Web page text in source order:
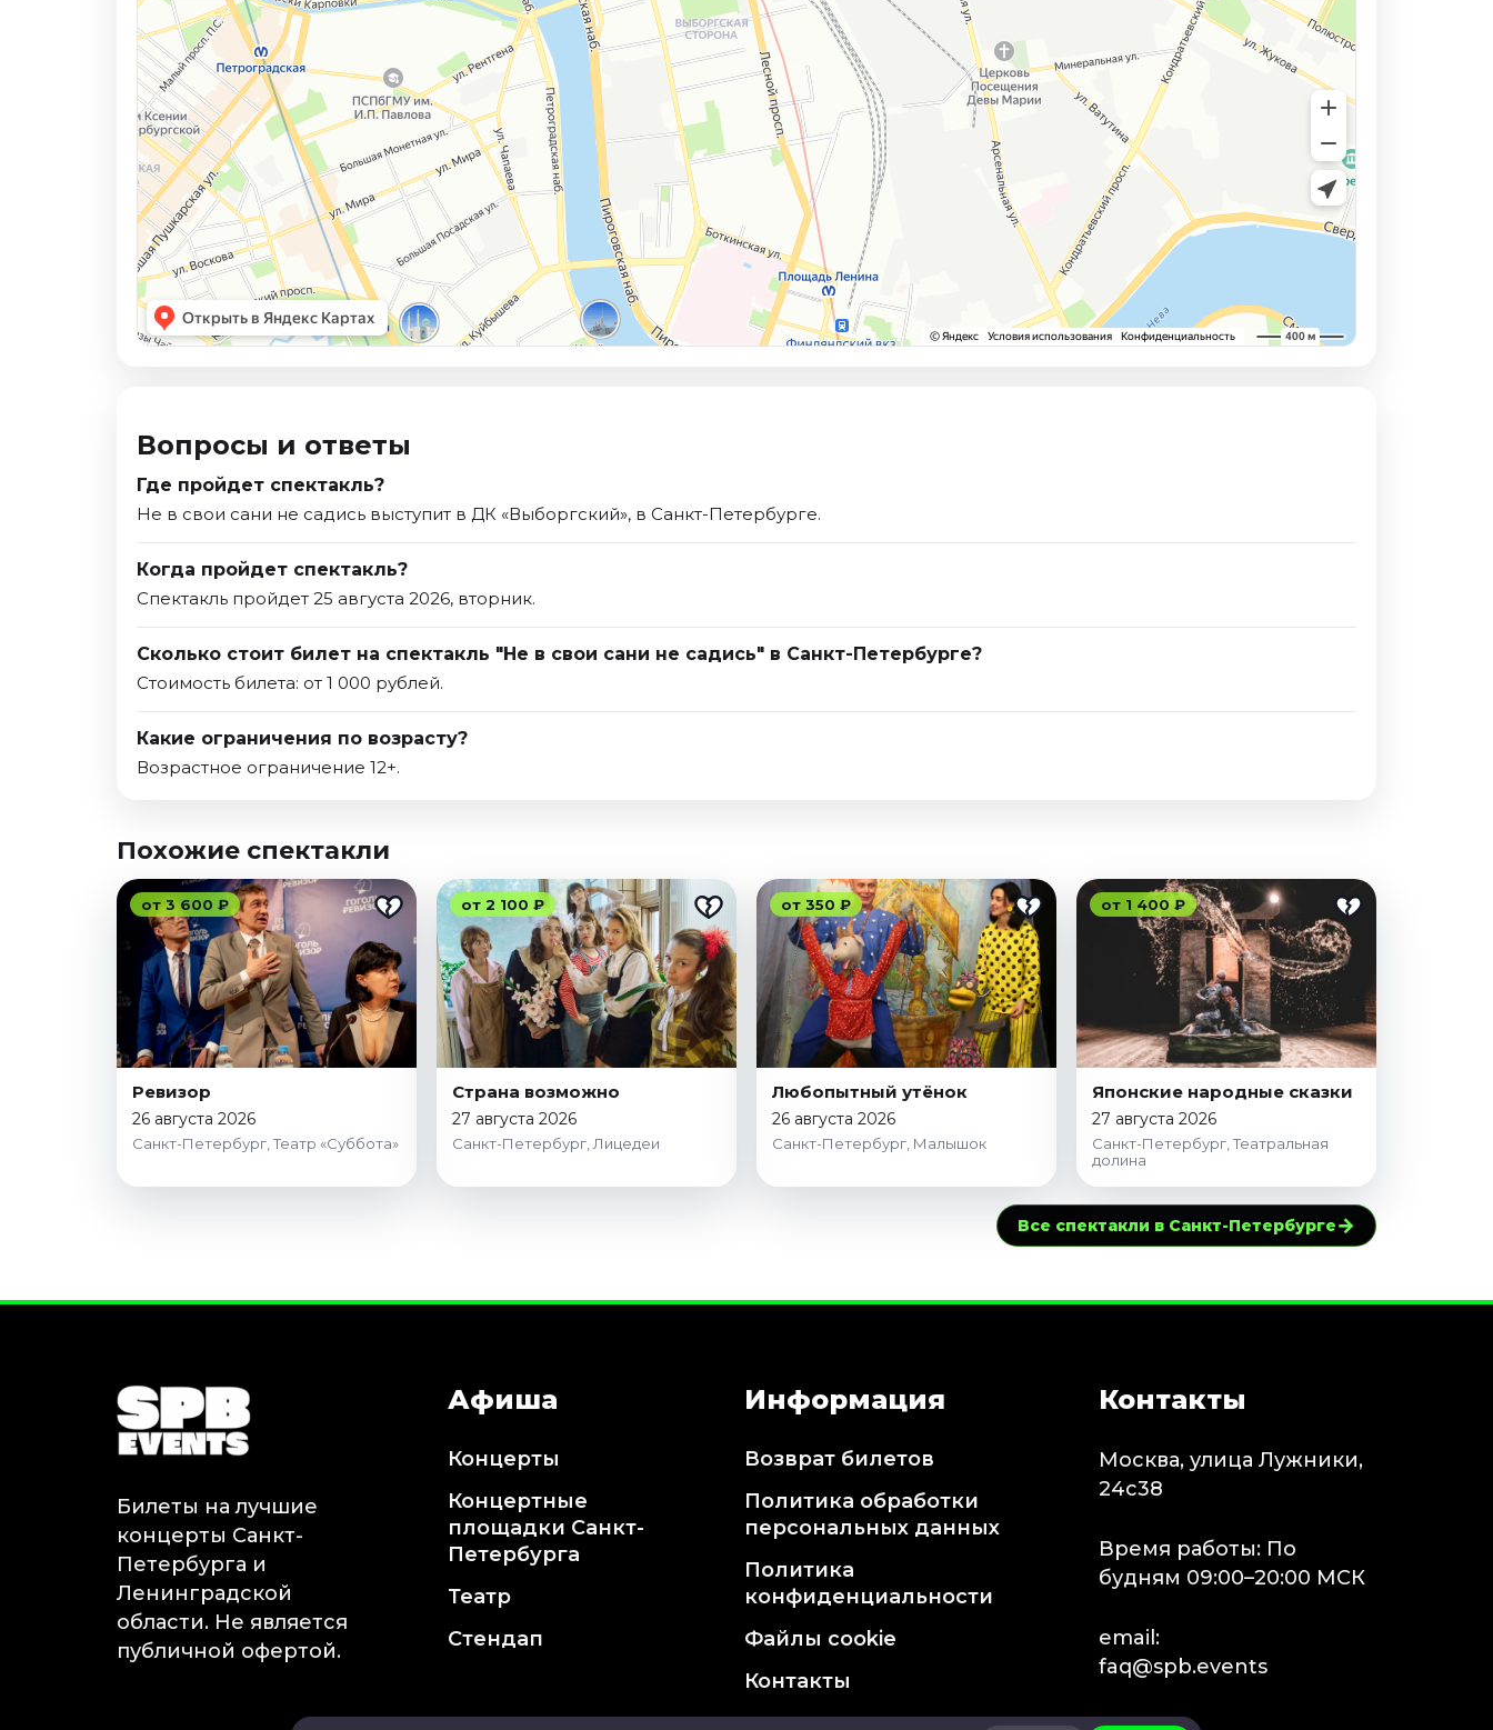
Вопросы и ответы
Где пройдет спектакль?
Не в свои сани не садись выступит в ДК «Выборгский», в Санкт-Петербурге.
Когда пройдет спектакль?
Спектакль пройдет 25 августа 2026, вторник.
Сколько стоит билет на спектакль "Не в свои сани не садись" в Санкт-Петербурге?
Стоимость билета: от 1 000 рублей.
Какие ограничения по возрасту?
Возрастное ограничение 12+.
Похожие спектакли
от 3 600 ₽
Ревизор
26 августа 2026
Санкт-Петербург, Театр «Суббота»
от 2 100 ₽
Страна возможно
27 августа 2026
Санкт-Петербург, Лицедеи
от 350 ₽
Любопытный утёнок
26 августа 2026
Санкт-Петербург, Малышок
от 1 400 ₽
Японские народные сказки
27 августа 2026
Санкт-Петербург, Театральная
долина
Все спектакли в Санкт-Петербурге→
Билеты на лучшие
концерты Санкт-
Петербурга и
Ленинградской
области. Не является
публичной офертой.
Афиша
Концерты
Концертные
площадки Санкт-
Петербурга
Театр
Стендап
Информация
Возврат билетов
Политика обработки
персональных данных
Политика
конфиденциальности
Файлы cookie
Контакты
Контакты
Москва, улица Лужники,
24с38
Время работы: По
будням 09:00–20:00 МСК
email:
faq@spb.events